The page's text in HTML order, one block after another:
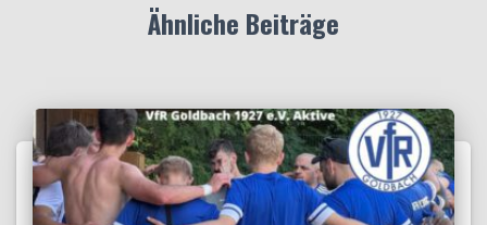
Ähnliche Beiträge